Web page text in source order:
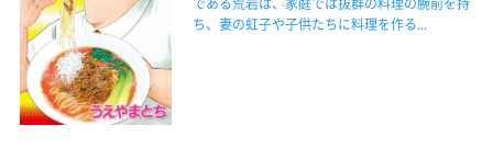
ち、妻の虹子や子供たちに料理を作る...